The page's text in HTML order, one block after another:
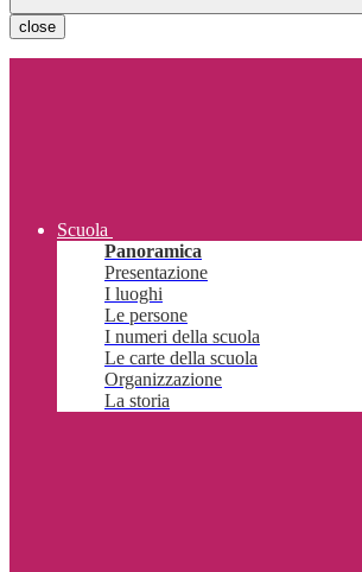
close
Scuola
Panoramica
Presentazione
I luoghi
Le persone
I numeri della scuola
Le carte della scuola
Organizzazione
La storia